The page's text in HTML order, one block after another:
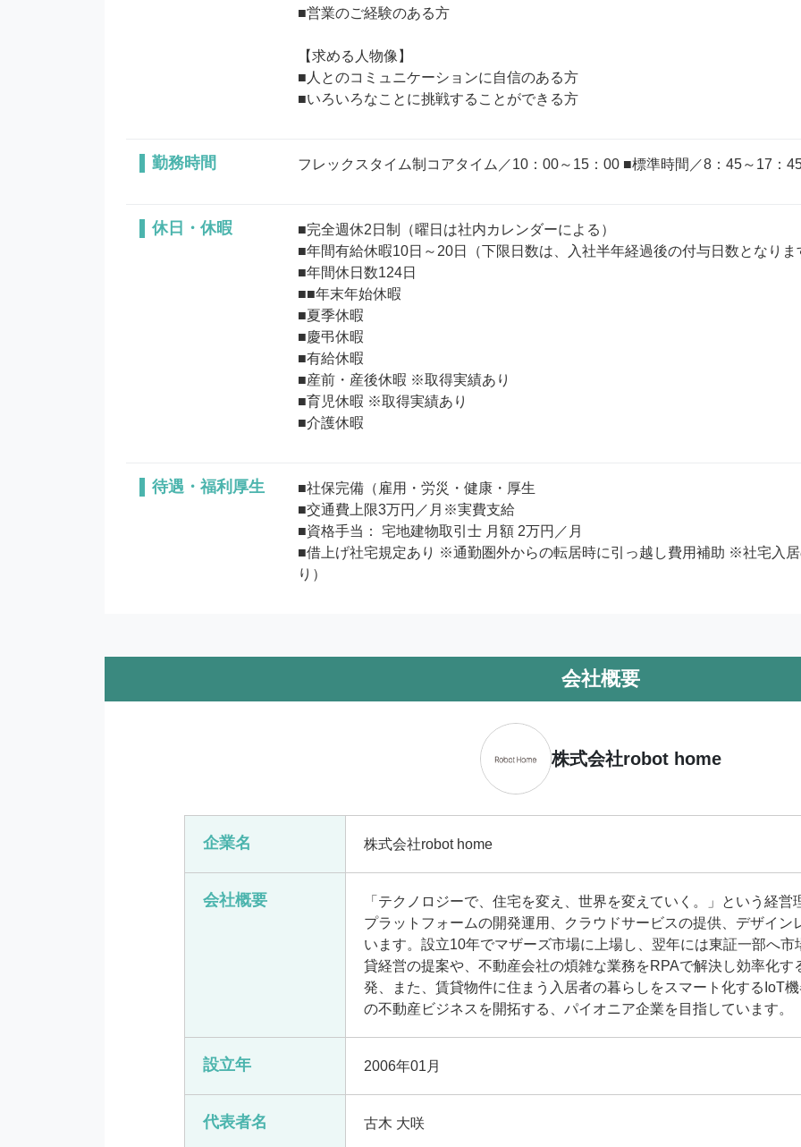
■営業のご経験のある方
【求める人物像】
■人とのコミュニケーションに自信のある方
勤務時間 フレックスタイム制コアタイム／10：00～15：00 ■標準時間／8：45～17：
休日・休暇
■完全週休2日制（曜日は社内カレンダーによる）
■年間有給休暇10日～20日（下限日数は、入社半年経過後の付与日数となりま
■年間休日数124日
■■年末年始休暇
■夏季休暇
■慶弔休暇
■有給休暇
■産前・産後休暇 ※取得実績あり
■育児休暇 ※取得実績あり
待遇・福利厚生
■社保完備（雇用・労災・健康・厚生
■交通費上限3万円／月※実費支給
■資格手当： 宅地建物取引士 月額 2万円／月
■借上げ社宅規定あり ※通勤圏外からの転居時に引っ越し費用補助 ※社宅入
り）
会社概要
株式会社robot home
企業名 株式会社robot home
会社概要
「テクノロジーで、住宅を変え、世界を変えていく。」という経
プラットフォームの開発運用、クラウドサービスの提供、デザイン
います。設立10年でマザーズ市場に上場し、翌年には東証一部へ
貸経営の提案や、不動産会社の煩雑な業務をRPAで解決し効率化す
発、また、賃貸物件に住まう入居者の暮らしをスマート化するIoT
の不動産ビジネスを開拓する、パイオニア企業を目指しています。
設立年 2006年01月
代表者名 古木 大咲